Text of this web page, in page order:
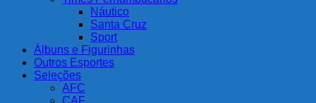
Náutico
Santa Cruz
Sport
Álbuns e Figurinhas
Outros Esportes
Seleções
AFC